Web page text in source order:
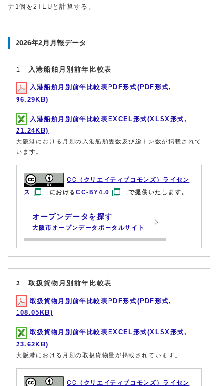
ナ1個を2TEUと計算する。
2026年2月月報データ
1 入港船舶月別前年比較表
入港船舶月別前年比較表PDF形式(PDF形式,
96.29KB)
入港船舶月別前年比較表EXCEL形式(XLSX形式,
21.24KB)
大阪港における月別の入港船舶隻数及び総トン数が掲載されて
います。
CC（クリエイティブコモンズ）ライセン
ス
におけるCC-BY4.0 で提供いたします。
オープンデータを探す
大阪市オープンデータポータルサイト
2 取扱貨物月別前年比較表
取扱貨物月別前年比較表PDF形式(PDF形式,
108.05KB)
取扱貨物月別前年比較表EXCEL形式(XLSX形式,
23.62KB)
大阪港における月別の取扱貨物量が掲載されています。
CC（クリエイティブコモンズ）ライセン